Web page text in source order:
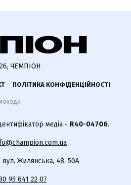
ЧЕМПІОН
ПОЛІТИКА КОНФІДЕНЦІЙНОСТІ
медіа - R40-04706.
вул. Жилянська, 48, 50А
95 641 22 07